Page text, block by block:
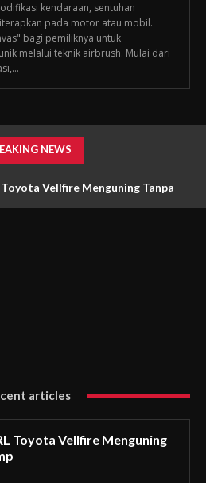
kendaraan, sentuhan
pada motor atau mobil.
bagi pemiliknya untuk
melalui teknik airbrush. Mulai dari
NEWS
Vellfire Menguning Tanpa
articles
Toyota Vellfire Menguning